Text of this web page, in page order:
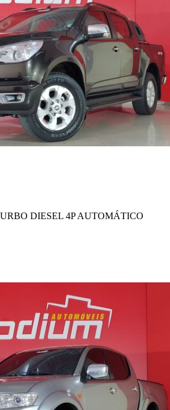
DIESEL 4P AUTOMÁTICO